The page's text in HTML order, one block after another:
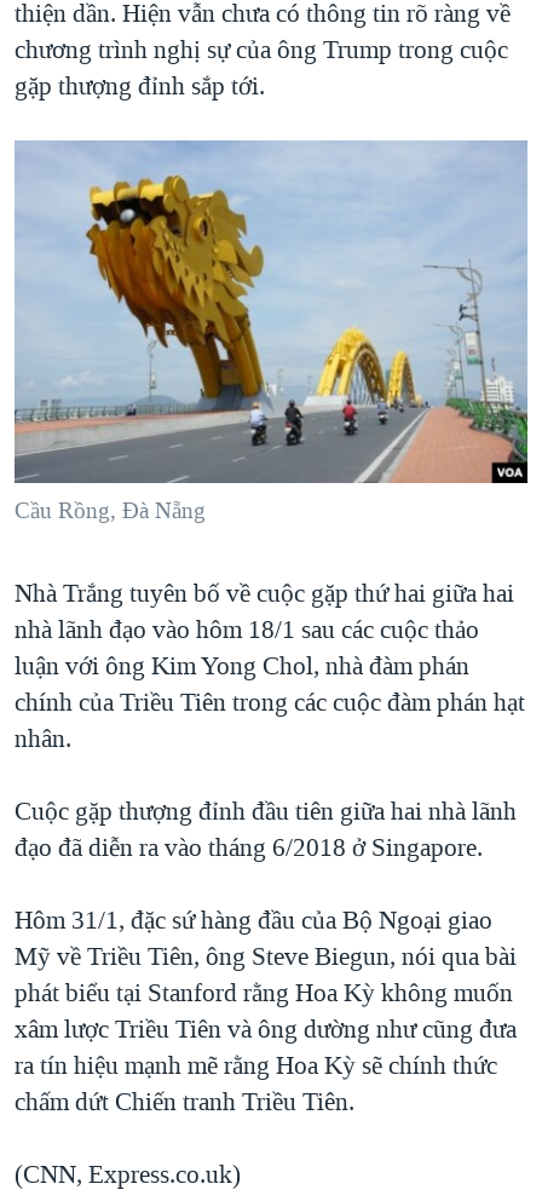
thiện dần. Hiện vẫn chưa có thông tin rõ ràng về
chương trình nghị sự của ông Trump trong cuộc
gặp thượng đỉnh sắp tới.
Cầu Rồng, Đà Nẵng
Nhà Trắng tuyên bố về cuộc gặp thứ hai giữa hai
nhà lãnh đạo vào hôm 18/1 sau các cuộc thảo
luận với ông Kim Yong Chol, nhà đàm phán
chính của Triều Tiên trong các cuộc đàm phán hạt
nhân.
Cuộc gặp thượng đỉnh đầu tiên giữa hai nhà lãnh
đạo đã diễn ra vào tháng 6/2018 ở Singapore.
Hôm 31/1, đặc sứ hàng đầu của Bộ Ngoại giao
Mỹ về Triều Tiên, ông Steve Biegun, nói qua bài
phát biểu tại Stanford rằng Hoa Kỳ không muốn
xâm lược Triều Tiên và ông dường như cũng đưa
ra tín hiệu mạnh mẽ rằng Hoa Kỳ sẽ chính thức
chấm dứt Chiến tranh Triều Tiên.
(CNN, Express.co.uk)